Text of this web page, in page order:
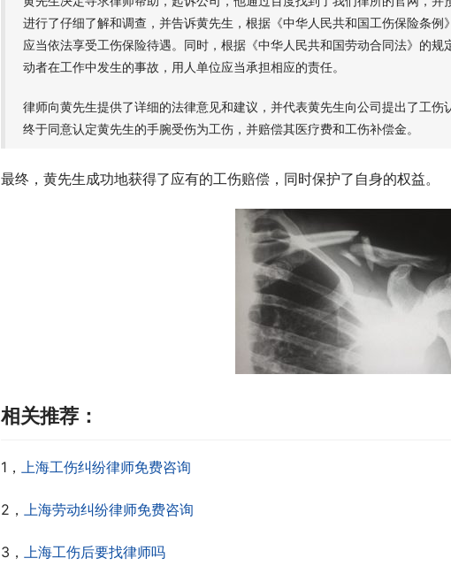
进行了仔细了解和调查，并告诉黄先生，根据《中华人民共和国工伤保险条
应当依法享受工伤保险待遇。同时，根据《中华人民共和国劳动合同法》的
动者在工作中发生的事故，用人单位应当承担相应的责任。
律师向黄先生提供了详细的法律意见和建议，并代表黄先生向公司提出了工
终于同意认定黄先生的手腕受伤为工伤，并赔偿其医疗费和工伤补偿金。
最终，黄先生成功地获得了应有的工伤赔偿，同时保护了自身的权益。
相关推荐：
1， 上海工伤纠纷律师免费咨询
2， 上海劳动纠纷律师免费咨询
3， 上海工伤后要找律师吗